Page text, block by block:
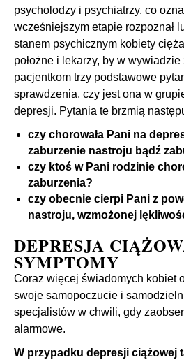
psycholodzy i psychiatrzy, co
wcześniejszym etapie rozpoznał
stanem psychicznym kobiety
położne i lekarzy, by w
pacjentkom trzy podstawowe
sprawdzenia, czy jest ona w
depresji. Pytania te brzmią
czy chorowała Pani na
zaburzenie nastroju bądź
czy ktoś w Pani rodzinie
zaburzenia?
czy obecnie cierpi Pani z
nastroju, wzmożonej
DEPRESJA
SYMPTOMY
Coraz więcej świadomych kobiet
swoje samopoczucie i
specjalistów w chwili, gdy
alarmowe.
W przypadku depresji ciążowej